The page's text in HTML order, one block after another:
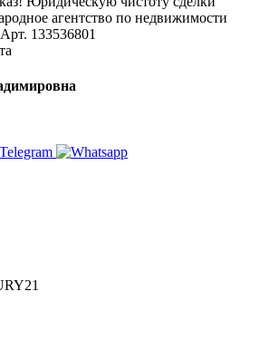
агентство по недвижимости
133536801